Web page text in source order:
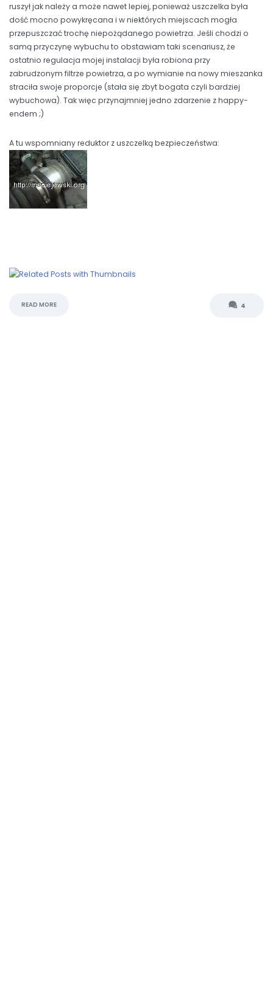
ruszył jak należy a może nawet lepiej, ponieważ uszczelka była
dość mocno powykręcana i w niektórych miejscach mogła
przepuszczać trochę niepożądanego powietrza. Jeśli chodzi o
samą przyczynę wybuchu to obstawiam taki scenariusz, że
ostatnio regulacja mojej instalacji była robiona przy
zabrudzonym filtrze powietrza, a po wymianie na nowy mieszanka
straciła swoje proporcje (stała się zbyt bogata czyli bardziej
wybuchowa). Tak więc przynajmniej jedno zdarzenie z happy-
endem ;)
A tu wspomniany reduktor z uszczelką bezpieczeństwa:
READ MORE 4